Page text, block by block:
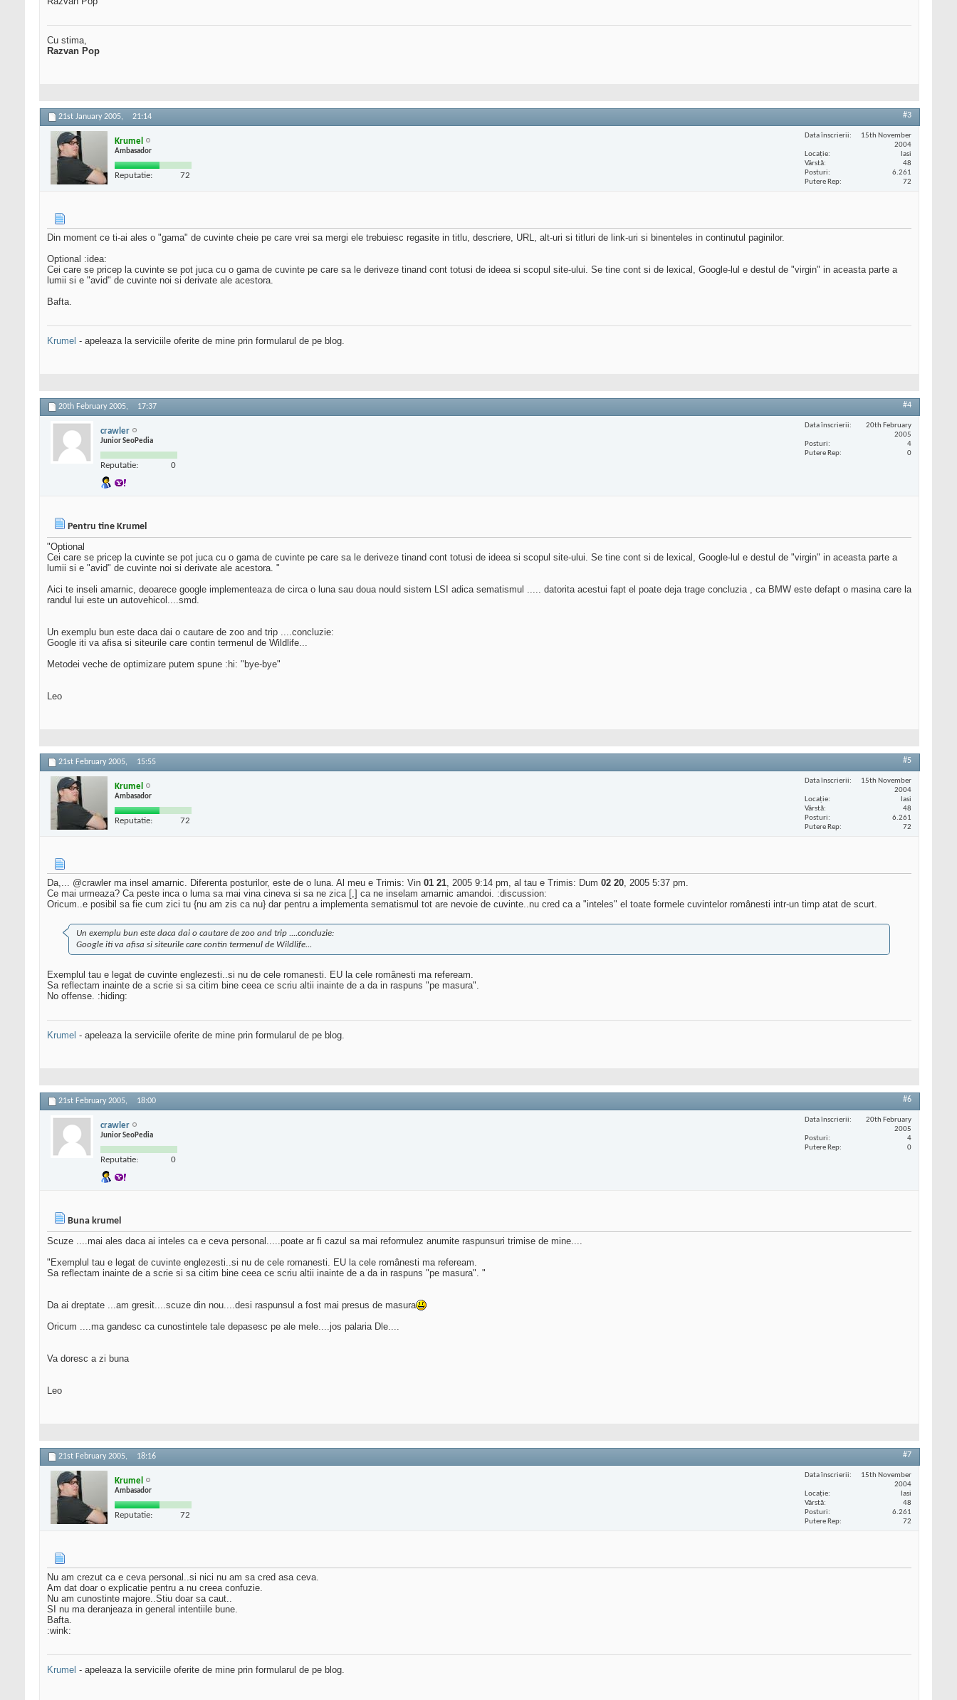
Cu stima,
Razvan Pop
21st January 2005, 21:14 #3
Krumel
Ambasador
Reputatie: 72
Data înscrierii
15th November
2004
Locaţie
Iasi
Vârstă
48
Posturi
6.261
Putere Rep
72
Din moment ce ti-ai ales o "gama" de cuvinte cheie pe care vrei sa mergi ele trebuiesc regasite in titlu, descriere, URL, alt-uri si titluri de link-uri si binenteles in continutul paginilor.
Optional :idea:
Cei care se pricep la cuvinte se pot juca cu o gama de cuvinte pe care sa le deriveze tinand cont totusi de ideea si scopul site-ului. Se tine cont si de lexical, Google-lul e destul de "virgin" in aceasta parte a
lumii si e "avid" de cuvinte noi si derivate ale acestora.
Bafta.
Krumel - apeleaza la serviciile oferite de mine prin formularul de pe blog.
20th February 2005, 17:37 #4
crawler
Junior SeoPedia
Reputatie: 0
Data înscrierii
20th February
2005
Posturi
4
Putere Rep
0
Pentru tine Krumel
"Optional
Cei care se pricep la cuvinte se pot juca cu o gama de cuvinte pe care sa le deriveze tinand cont totusi de ideea si scopul site-ului. Se tine cont si de lexical, Google-lul e destul de "virgin" in aceasta parte a
lumii si e "avid" de cuvinte noi si derivate ale acestora. "
Aici te inseli amarnic, deoarece google implementeaza de circa o luna sau doua nould sistem LSI adica sematismul ..... datorita acestui fapt el poate deja trage concluzia , ca BMW este defapt o masina care la
randul lui este un autovehicol....smd.
Un exemplu bun este daca dai o cautare de zoo and trip ....concluzie:
Google iti va afisa si siteurile care contin termenul de Wildlife...
Metodei veche de optimizare putem spune :hi: "bye-bye"
Leo
21st February 2005, 15:55 #5
Krumel
Ambasador
Reputatie: 72
Data înscrierii
15th November
2004
Locaţie
Iasi
Vârstă
48
Posturi
6.261
Putere Rep
72
Da,... @crawler ma insel amarnic. Diferenta posturilor, este de o luna. Al meu e Trimis: Vin 01 21, 2005 9:14 pm, al tau e Trimis: Dum 02 20, 2005 5:37 pm.
Ce mai urmeaza? Ca peste inca o luma sa mai vina cineva si sa ne zica [,] ca ne inselam amarnic amandoi. :discussion:
Oricum..e posibil sa fie cum zici tu {nu am zis ca nu} dar pentru a implementa sematismul tot are nevoie de cuvinte..nu cred ca a "inteles" el toate formele cuvintelor românesti intr-un timp atat de scurt.
Un exemplu bun este daca dai o cautare de zoo and trip ....concluzie:
Google iti va afisa si siteurile care contin termenul de Wildlife...
Exemplul tau e legat de cuvinte englezesti..si nu de cele romanesti. EU la cele românesti ma refeream.
Sa reflectam inainte de a scrie si sa citim bine ceea ce scriu altii inainte de a da in raspuns "pe masura".
No offense. :hiding:
Krumel - apeleaza la serviciile oferite de mine prin formularul de pe blog.
21st February 2005, 18:00 #6
crawler
Junior SeoPedia
Reputatie: 0
Data înscrierii
20th February
2005
Posturi
4
Putere Rep
0
Buna krumel
Scuze ....mai ales daca ai inteles ca e ceva personal.....poate ar fi cazul sa mai reformulez anumite raspunsuri trimise de mine....
"Exemplul tau e legat de cuvinte englezesti..si nu de cele romanesti. EU la cele românesti ma refeream.
Sa reflectam inainte de a scrie si sa citim bine ceea ce scriu altii inainte de a da in raspuns "pe masura". "
Da ai dreptate ...am gresit....scuze din nou....desi raspunsul a fost mai presus de masura
Oricum ....ma gandesc ca cunostintele tale depasesc pe ale mele....jos palaria Dle....
Va doresc a zi buna
Leo
21st February 2005, 18:16 #7
Krumel
Ambasador
Reputatie: 72
Data înscrierii
15th November
2004
Locaţie
Iasi
Vârstă
48
Posturi
6.261
Putere Rep
72
Nu am crezut ca e ceva personal..si nici nu am sa cred asa ceva.
Am dat doar o explicatie pentru a nu creea confuzie.
Nu am cunostinte majore..Stiu doar sa caut..
SI nu ma deranjeaza in general intentiile bune.
Bafta.
:wink:
Krumel - apeleaza la serviciile oferite de mine prin formularul de pe blog.